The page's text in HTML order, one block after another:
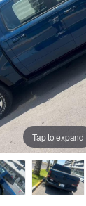
Tap to expand